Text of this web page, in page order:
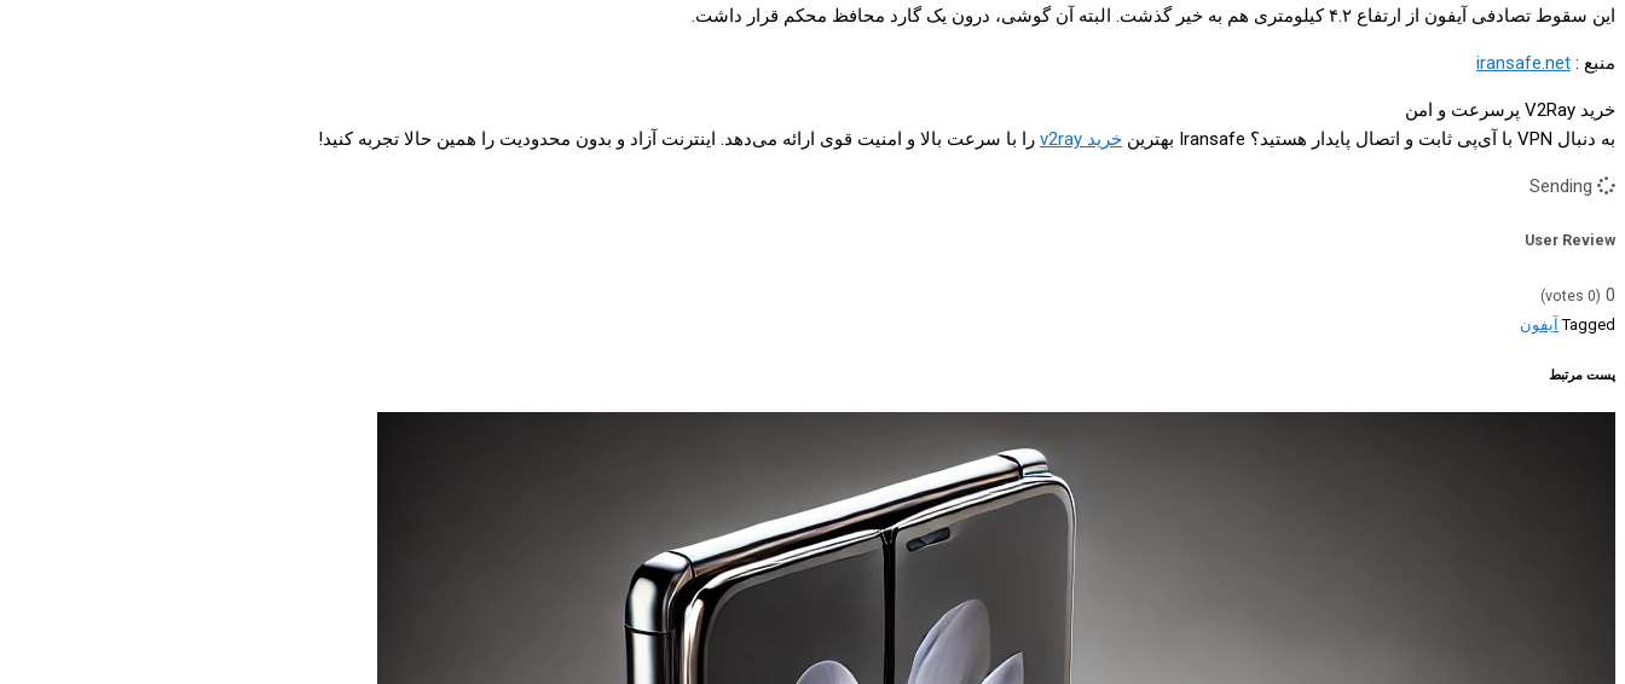
این سقوط تصادفی آیفون از ارتفاع ۴.۲ کیلومتری هم به خیر گذشت. البته آن گوشی، درون یک گارد محافظ محکم قرار داشت.
منبع : iransafe.net
خرید V2Ray پرسرعت و امن
به دنبال VPN با آی‌پی ثابت و اتصال پایدار هستید؟ Iransafe بهترین
خرید v2ray را با سرعت بالا و امنیت قوی ارائه می‌دهد. اینترنت آزاد و بدون محدودیت را همین حالا تجربه کنید!
User Review
0
(
0
Tagged آیفون
پست مرتبط